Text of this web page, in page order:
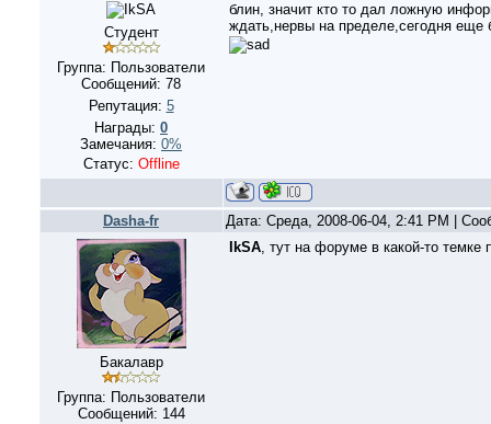
Студент
Группа: Пользователи
Сообщений: 78
Репутация: 5
Награды: 0
Замечания: 0%
Статус: Offline
блин, значит кто то дал ложную
ждать,нервы на пределе,сегодня еще
Dasha-fr Дата: Среда, 2008-06-04, 2:41 PM |
Бакалавр
Группа: Пользователи
Сообщений: 144
IkSA, тут на форуме в какой-то